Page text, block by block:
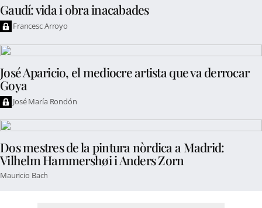
Gaudí: vida i obra inacabades
Francesc Arroyo
José Aparicio, el mediocre artista que va derrocar
Goya
José María Rondón
Dos mestres de la pintura nòrdica a Madrid:
Vilhelm Hammershøi i Anders Zorn
Mauricio Bach